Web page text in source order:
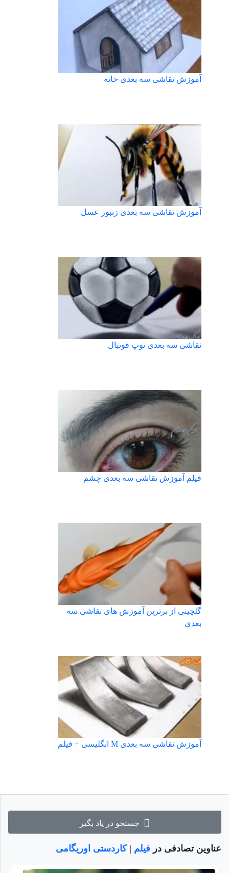
جستجو در یاد بگیر
عناوین تصادفی در فیلم |کاردستی اوریگامی
آموزش نقاشی سه بعدی خانه
آموزش نقاشی سه بعدی زنبور عسل
نقاشی سه بعدی توپ فوتبال
فیلم آموزش نقاشی سه بعدی چشم
گلچینی از برترین آموزش های نقاشی سه
بعدی
آموزش نقاشی سه بعدی M انگلیسی + فیلم